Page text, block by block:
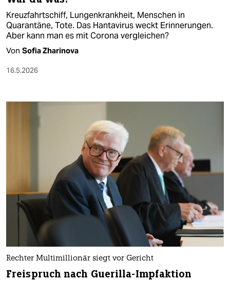
Kreuzfahrtschiff, Lungenkrankheit, Menschen in
Quarantäne, Tote. Das Hantavirus weckt Erinnerungen.
Aber kann man es mit Corona vergleichen?
Von Sofia Zharinova
16.5.2026
Rechter Multimillionär siegt vor Gericht
Freispruch nach Guerilla-Impfaktion